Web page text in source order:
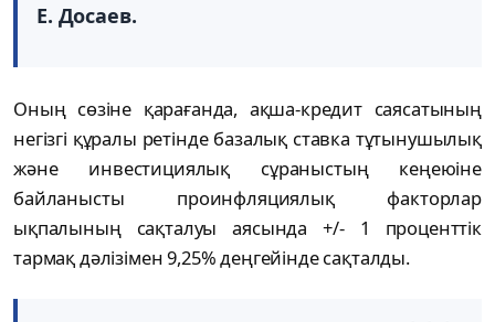
Е. Досаев.
Оның сөзіне қарағанда, ақша-кредит саясатының
негізгі құралы ретінде базалық ставка тұтынушылық
және инвестициялық сұраныстың кеңеюіне
байланысты проинфляциялық факторлар
ықпалының сақталуы аясында +/- 1 проценттік
тармақ дәлізімен 9,25% деңгейінде сақталды.